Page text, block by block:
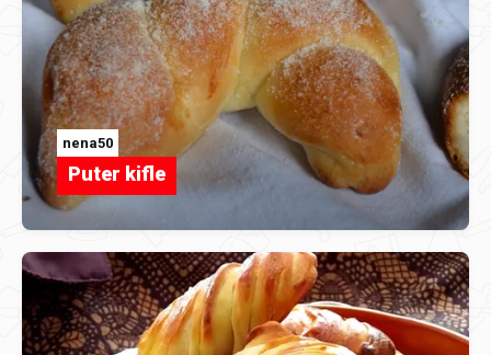
nena50
Puter kifle